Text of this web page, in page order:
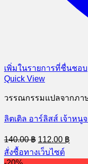
เพิ่มในรายการที่ชื่นชอบ
Quick View
วรรณกรรมแปลจากภา
ลิตเติล อาร์ลิสส์ เจ้าหนู
140.00฿ Original
price
was:
112.00 ฿
price
สั่งซื้อทางเว็บไซต์